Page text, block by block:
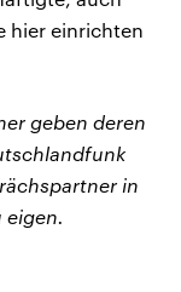
hier einrichten
geben deren
in
eigen.